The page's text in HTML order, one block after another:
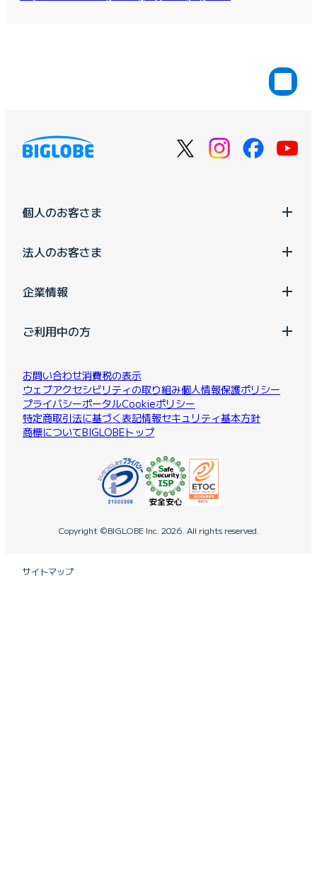
個人のお客さま
法人のお客さま
企業情報
ご利用中の方
お問い合わせ消費税の表示
ウェブアクセシビリティの取り組み個人情報保護ポリシー
プライバシーポータルCookieポリシー
特定商取引法に基づく表記情報セキュリティ基本方針
商標についてBIGLOBEトップ
Copyright ©BIGLOBE Inc. 2026. All rights reserved.
サイトマップ